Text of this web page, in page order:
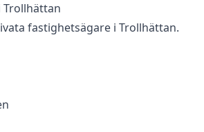
Trollhättan
fastighetsägare i Trollhättan.